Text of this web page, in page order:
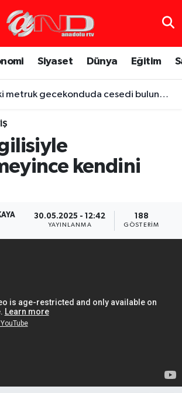
Siyaset Dünya Eğitim
cesedi bulunmuştu, iş arkadaşı altınları için boğarak öldürmüş
kendini
30.05.2025 - 12:42
YAYINLANMA
188
GÖSTERIM
Haberleri